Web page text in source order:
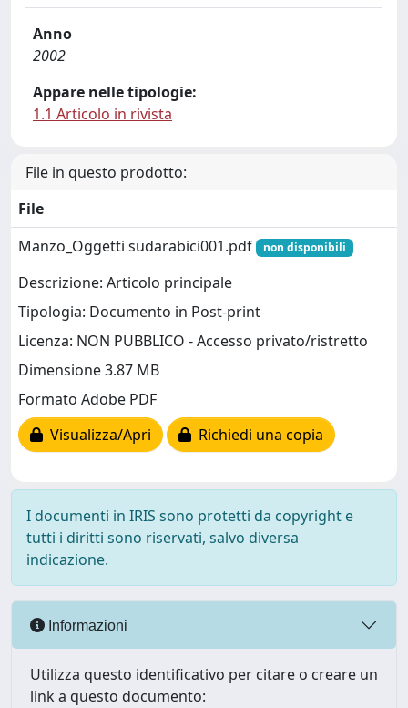
Anno
2002
Appare nelle tipologie:
1.1 Articolo in rivista
File in questo prodotto:
File
Manzo_Oggetti sudarabici001.pdf
non disponibili
Descrizione: Articolo principale
Tipologia: Documento in Post-print
Licenza: NON PUBBLICO - Accesso privato/ristretto
Dimensione 3.87 MB
Formato Adobe PDF
Visualizza/Apri
Richiedi una copia
I documenti in IRIS sono protetti da copyright e
tutti i diritti sono riservati, salvo diversa
indicazione.
Informazioni
Utilizza questo identificativo per citare o creare un
link a questo documento: